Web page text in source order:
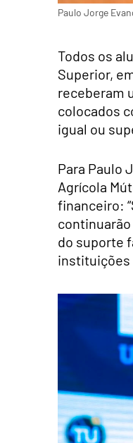
Paulo Jorge
Todos os
Superior,
receberam
colocados
igual ou
Para Paulo
Agrícola
financeiro:
do suporte
instituições